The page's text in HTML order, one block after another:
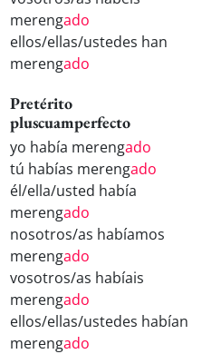
merengado
ellos/ellas/ustedes han
merengado
Pretérito
pluscuamperfecto
yo había merengado
tú habías merengado
él/ella/usted había
merengado
nosotros/as habíamos
merengado
vosotros/as habíais
merengado
ellos/ellas/ustedes habían
merengado